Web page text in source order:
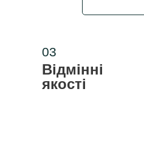
03
Відмінні
якості